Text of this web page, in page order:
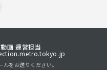
画 運営担当
をお送りください。